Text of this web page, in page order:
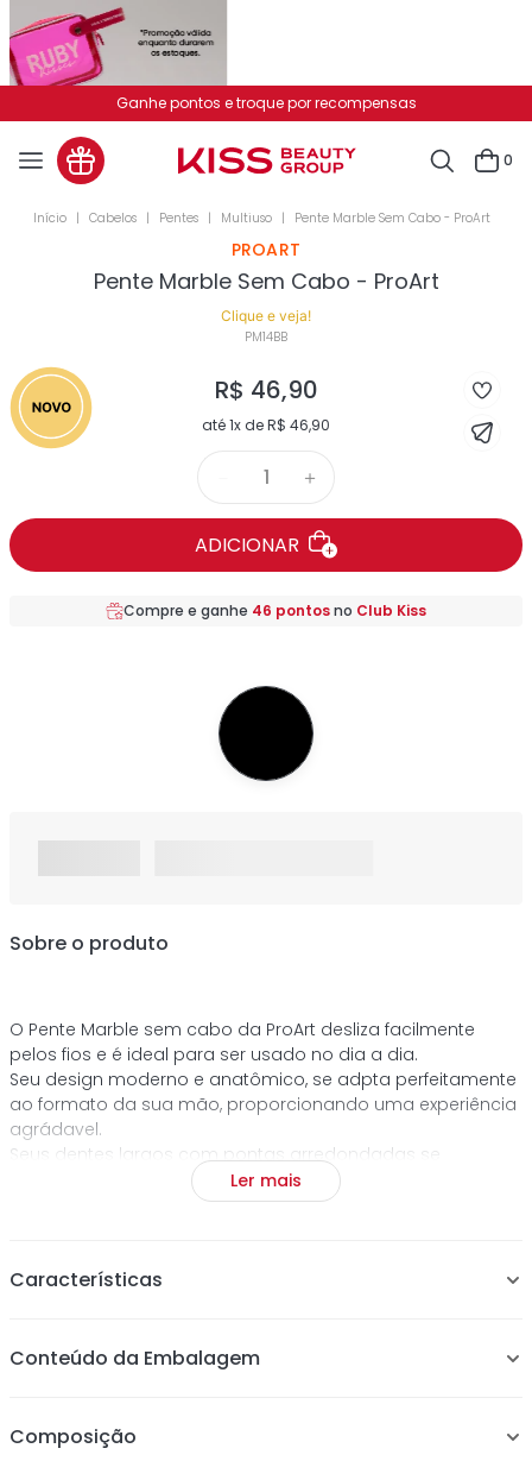
Ganhe pontos e troque por recompensas
0
Cabelos Pentes Multiuso Pente Marble Sem Cabo - ProArt
PROART
Pente Marble Sem Cabo - ProArt
Clique e veja!
PM14BB
R$ 46,90
até1x deR$ 46,90
＋
ADICIONAR
Compre e ganhe 46 pontosno Club Kiss
Sobre o produto
O Pente Marble sem cabo da ProArt desliza facilmente
pelos fios e é ideal para ser usado no dia a dia.
Seu design moderno e anatômico, se adpta perfeitamente
ao formato da sua mão, proporcionando uma experiência
agrádavel.
Seus dentes largos com pontas arredondadas se
diferenciam por auxiliar a desembaraçar todos os nós
Ler mais
Características
Dentes largos que facilitam o desembaraço de todos
Design moderno e anatômico.
Conteúdo da Embalagem
Composição